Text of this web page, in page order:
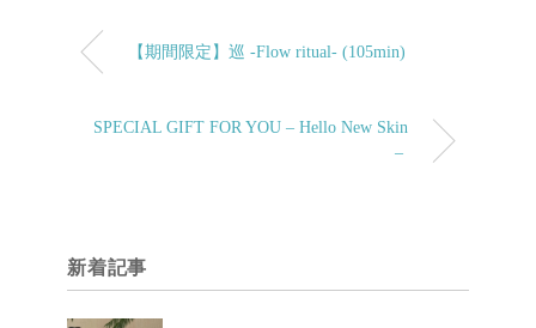
【期間限定】巡 -Flow ritual- (105min)
SPECIAL GIFT FOR YOU – Hello New Skin
–
新着記事